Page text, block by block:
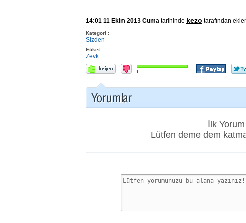
14:01 11 Ekim 2013 Cuma tarihinde kezo tarafından
Kategori :
Sizden
Etiket :
Zevk
İlk
Lütfen deme dem